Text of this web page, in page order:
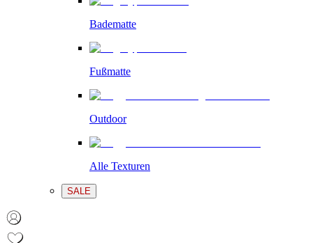
Badematte
Fußmatte
Outdoor
Alle Texturen
SALE